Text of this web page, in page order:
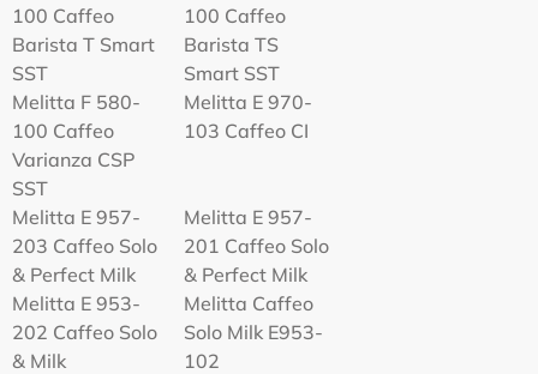
100 Caffeo
Barista T Smart
SST
100 Caffeo
Barista TS
Smart SST
Melitta F 580-
100 Caffeo
Varianza CSP
SST
Melitta Е 970-
103 Caffeo CI
Melitta E 957-
203 Caffeo Solo
& Perfect Milk
Melitta E 957-
201 Caffeo Solo
& Perfect Milk
Melitta Е 953-
202 Caffeo Solo
& Milk
Melitta Caffeo
Solo Milk E953-
102